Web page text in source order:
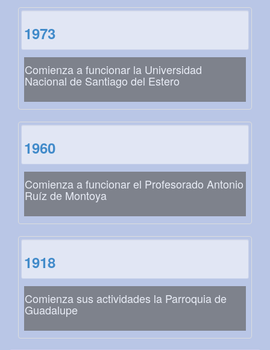
1973
Comienza a funcionar la Universidad
Nacional de Santiago del Estero
1960
Comienza a funcionar el Profesorado Antonio
Ruíz de Montoya
1918
Comienza sus actividades la Parroquia de
Guadalupe